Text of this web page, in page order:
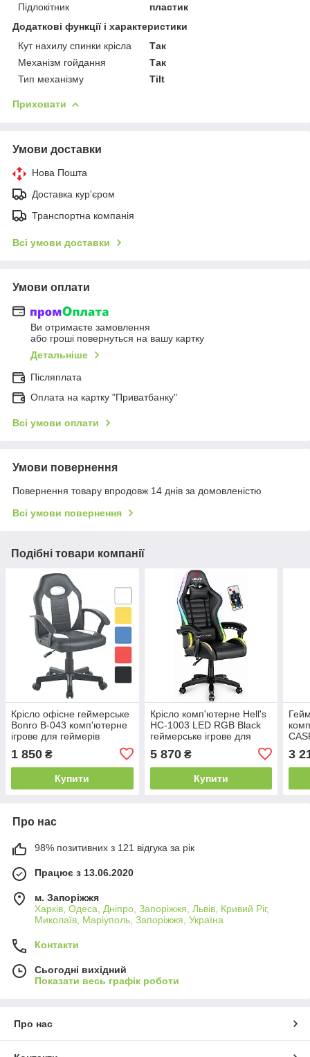
Підлокітник
пластик
Додаткові функції і характеристики
Кут нахилу спинки крісла
Так
Механізм гойдання
Так
Тип механізму
Tilt
Приховати
Умови доставки
Нова Пошта
Доставка кур'єром
Транспортна компанія
Всі умови доставки
Умови оплати
Ви отримаєте замовлення
або гроші повернуться на вашу картку
Детальніше
Післяплата
Оплата на картку "Приватбанку"
Всі умови оплати
Умови повернення
Повернення товару впродовж 14 днів за домовленістю
Всі умови повернення
Подібні товари компанії
Крісло офісне геймерське
Bonro B-043 комп'ютерне
ігрове для геймерів
1 850 ₴
Купити
Крісло комп'ютерне Hell's
HC-1003 LED RGB Black
геймерське ігрове для
5 870₴
Купити
3
Про нас
98% позитивних з 121 відгука за рік
Працює з 13.06.2020
м. Запоріжжя
Харків, Одеса, Дніпро, Запоріжжя, Львів, Кривий Ріг,
Миколаїв, Маріуполь, Запоріжжя, Україна
Контакти
Сьогодні вихідний
Показати весь графік роботи
Про нас